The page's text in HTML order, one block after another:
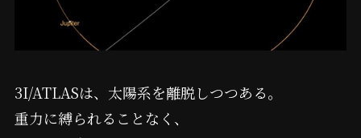
3I/ATLASは、太陽系を離脱しつつある。
重力に縛られることなく、